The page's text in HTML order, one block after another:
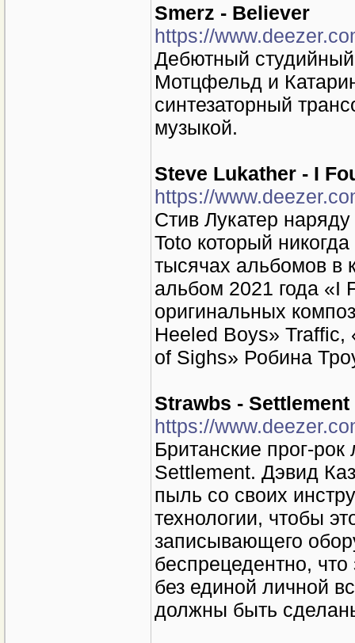
Smerz - Believer
https://
Дебютный
Мотцфельд и
синтезаторный
музыкой.
Steve Lukather - I
https://
Стив Лукатер
Toto который
тысячах альбомов в
альбом 2021 года «I
оригинальных
Heeled Boys»
of Sighs» Робина
Strawbs - Settlement
https://
Британские прог-
Settlement. Дэвид
пыль со своих
технологии, чтобы
записывающего
беспрецедентно,
без единой личной
должны быть